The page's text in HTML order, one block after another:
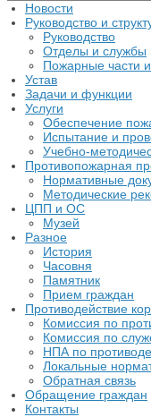
Новости
Руководство и
Руководство
Отделы и службы
Пожарные части
Устав
Задачи и функции
Услуги
Обеспечение
Испытание и
Учебно-
Противопожарная
Нормативные
Методические
ЦПП и ОС
Музей
Разное
История
Часовня
Памятник
Прием граждан
Противодействие
Комиссия по
Комиссия по
НПА по
Локальные
Обратная связь
Обращение граждан
Контакты